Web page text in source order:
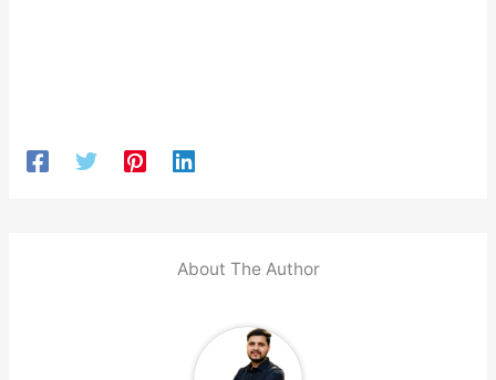
About The Author